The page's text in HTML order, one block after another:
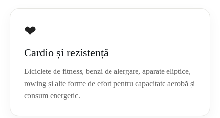
❤
Cardio și rezistență
Biciclete de fitness, benzi de alergare, aparate eliptice,
rowing și alte forme de efort pentru capacitate aerobă și
consum energetic.